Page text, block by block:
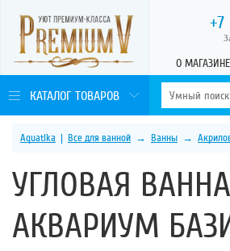
+7
О МАГАЗИНЕ
КАТАЛОГ ТОВАРОВ
Aquatika | Все для ванной → Ванны →
УГЛОВАЯ
АКВАРИУМ